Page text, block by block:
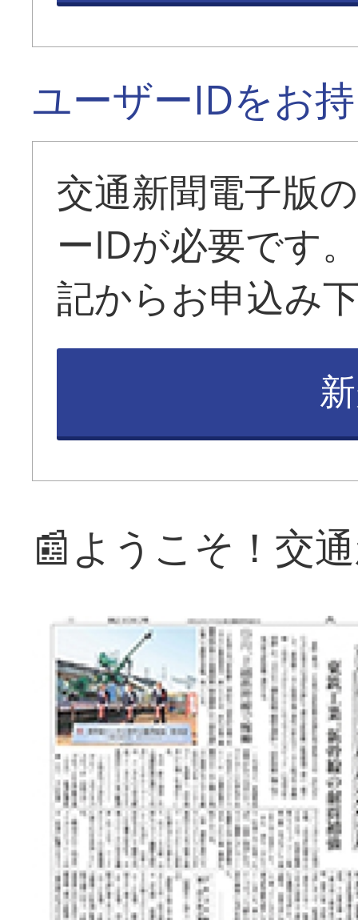
ユーザーIDをお
交通新聞電子版
ーIDが必要です
記からお申込み
📰ようこそ！交